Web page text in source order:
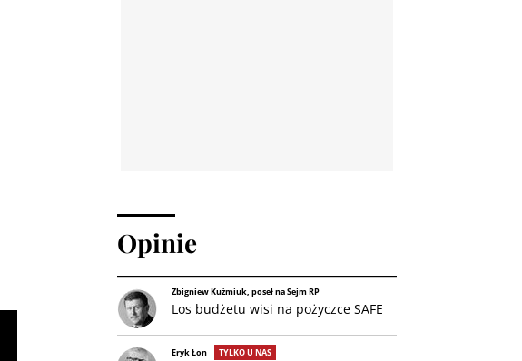
Opinie
Zbigniew Kuźmiuk, poseł na Sejm RP
Los budżetu wisi na pożyczce SAFE
Eryk Łon TYLKO U NAS